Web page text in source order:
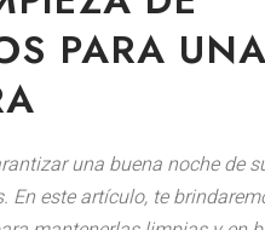
PARA UNA
una buena noche de
este artículo, te